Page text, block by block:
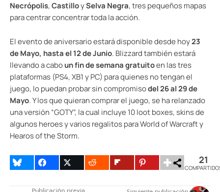
Necrópolis,CastilloySelva Negra, tres pequeños mapas
para centrar concentrar toda la acción.
El evento de aniversario estará disponible desde hoy23
de Mayo, hasta el 12 de Junio. Blizzard también estará
llevando a caboun fin de semana gratuitoen las tres
plataformas (PS4, XB1 y PC) para quienes no tengan el
juego, lo puedan probar sin compromisodel 26 al 29 de
Mayo. Y los que quieran comprar el juego, se ha relanzado
una versión “GOTY”, la cual incluye 10 loot boxes, skins de
algunos heroes y varios regalitos para World of Warcraft y
Hearos of the Storm.
21